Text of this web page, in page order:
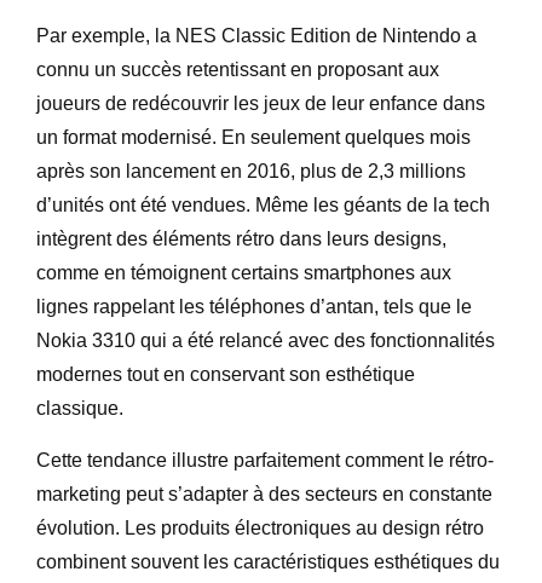
Par exemple, la NES Classic Edition de Nintendo a
connu un succès retentissant en proposant aux
joueurs de redécouvrir les jeux de leur enfance dans
un format modernisé. En seulement quelques mois
après son lancement en 2016, plus de 2,3 millions
d’unités ont été vendues. Même les géants de la tech
intègrent des éléments rétro dans leurs designs,
comme en témoignent certains smartphones aux
lignes rappelant les téléphones d’antan, tels que le
Nokia 3310 qui a été relancé avec des fonctionnalités
modernes tout en conservant son esthétique
classique.
Cette tendance illustre parfaitement comment le rétro-
marketing peut s’adapter à des secteurs en constante
évolution. Les produits électroniques au design rétro
combinent souvent les caractéristiques esthétiques du